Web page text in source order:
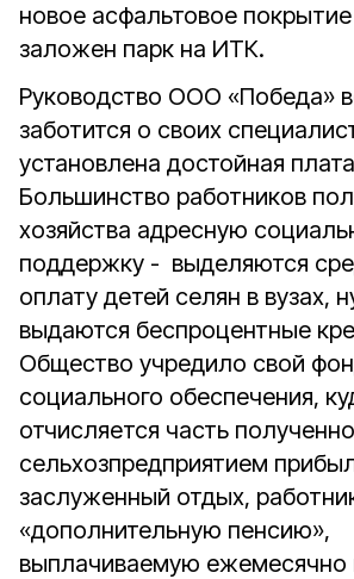
новое асфальтовое
заложен парк на ИТК.
Руководство ООО «Победа»
заботится о своих
установлена достойная
Большинство работников
хозяйства адресную
поддержку - выделяются
оплату детей селян в
выдаются беспроцентные
Общество учредило свой
социального обеспечения,
отчисляется часть
сельхозпредприятием
заслуженный отдых,
«дополнительную пенсию»,
выплачиваемую ежемесячно